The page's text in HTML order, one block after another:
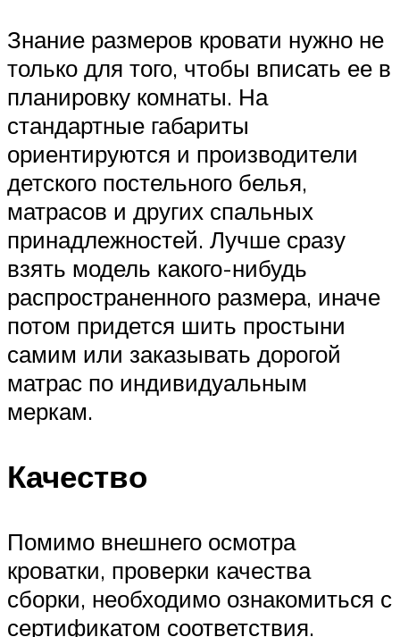
Знание размеров кровати нужно не
только для того, чтобы вписать ее в
планировку комнаты. На
стандартные габариты
ориентируются и производители
детского постельного белья,
матрасов и других спальных
принадлежностей. Лучше сразу
взять модель какого-нибудь
распространенного размера, иначе
потом придется шить простыни
самим или заказывать дорогой
матрас по индивидуальным
меркам.
Качество
Помимо внешнего осмотра
кроватки, проверки качества
сборки, необходимо ознакомиться с
сертификатом соответствия.